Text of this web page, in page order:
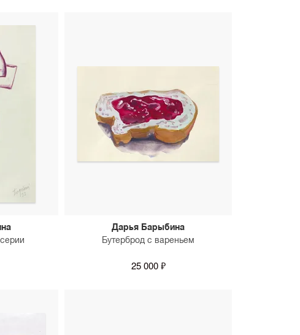
Дарья Барыбина
Бутерброд с вареньем
25 000 ₽